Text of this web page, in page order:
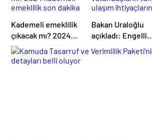
Kademeli emeklilik
çıkacak mı? 2024
kademeli emeklilik
son dakika
Bakan Uraloğlu
açıkladı: Engelli
vatandaşların tüm